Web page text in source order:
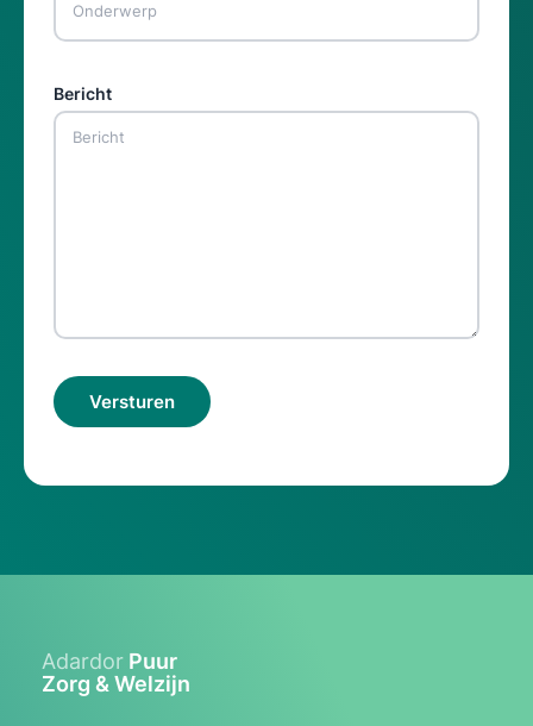
Bericht
Versturen
Adardor Puur
Zorg & Welzijn